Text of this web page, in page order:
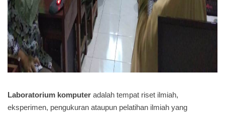
Laboratorium komputer adalah tempat riset ilmiah,
eksperimen, pengukuran ataupun pelatihan ilmiah yang